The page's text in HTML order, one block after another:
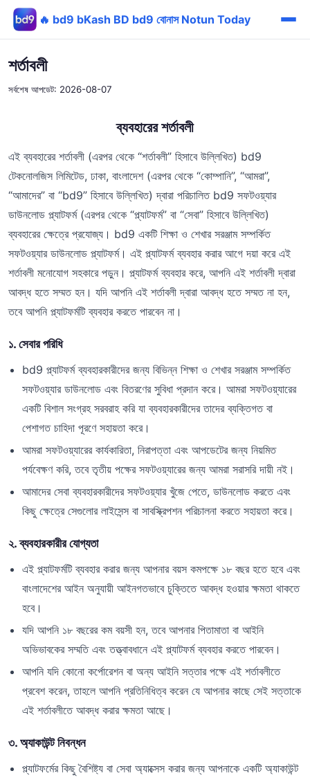
🔥 bd9 bKash BD bd9 বোনাস Notun Today
শর্তাবলী
সর্বশেষ আপডেট: 2026-08-07
ব্যবহারের শর্তাবলী
এই ব্যবহারের শর্তাবলী (এরপর থেকে “শর্তাবলী” হিসাবে উল্লিখিত) bd9
টেকনোলজিস লিমিটেড, ঢাকা, বাংলাদেশ (এরপর থেকে “কোম্পানি”, “আমরা”,
“আমাদের” বা “bd9” হিসাবে উল্লিখিত) দ্বারা পরিচালিত bd9 সফটওয়্যার
ডাউনলোড প্ল্যাটফর্ম (এরপর থেকে “প্ল্যাটফর্ম” বা “সেবা” হিসাবে উল্লিখিত)
ব্যবহারের ক্ষেত্রে প্রযোজ্য। bd9 একটি শিক্ষা ও শেখার সরঞ্জাম সম্পর্কিত
সফটওয়্যার ডাউনলোড প্ল্যাটফর্ম। এই প্ল্যাটফর্ম ব্যবহার করার আগে দয়া করে এই
শর্তাবলী মনোযোগ সহকারে পড়ুন। প্ল্যাটফর্ম ব্যবহার করে, আপনি এই শর্তাবলী দ্বারা
আবদ্ধ হতে সম্মত হন। যদি আপনি এই শর্তাবলী দ্বারা আবদ্ধ হতে সম্মত না হন,
তবে আপনি প্ল্যাটফর্মটি ব্যবহার করতে পারবেন না।
১. সেবার পরিধি
bd9 প্ল্যাটফর্ম ব্যবহারকারীদের জন্য বিভিন্ন শিক্ষা ও শেখার সরঞ্জাম সম্পর্কিত
সফটওয়্যার ডাউনলোড এবং বিতরণের সুবিধা প্রদান করে। আমরা সফটওয়্যারের
একটি বিশাল সংগ্রহ সরবরাহ করি যা ব্যবহারকারীদের তাদের ব্যক্তিগত বা
পেশাগত চাহিদা পূরণে সহায়তা করে।
আমরা সফটওয়্যারের কার্যকারিতা, নিরাপত্তা এবং আপডেটের জন্য নিয়মিত
পর্যবেক্ষণ করি, তবে তৃতীয় পক্ষের সফটওয়্যারের জন্য আমরা সরাসরি দায়ী নই।
আমাদের সেবা ব্যবহারকারীদের সফটওয়্যার খুঁজে পেতে, ডাউনলোড করতে এবং
কিছু ক্ষেত্রে সেগুলোর লাইসেন্স বা সাবস্ক্রিপশন পরিচালনা করতে সহায়তা করে।
২. ব্যবহারকারীর যোগ্যতা
এই প্ল্যাটফর্মটি ব্যবহার করার জন্য আপনার বয়স কমপক্ষে ১৮ বছর হতে হবে এবং
বাংলাদেশের আইন অনুযায়ী আইনগতভাবে চুক্তিতে আবদ্ধ হওয়ার ক্ষমতা থাকতে
হবে।
যদি আপনি ১৮ বছরের কম বয়সী হন, তবে আপনার পিতামাতা বা আইনি
অভিভাবকের সম্মতি এবং তত্ত্বাবধানে এই প্ল্যাটফর্ম ব্যবহার করতে পারবেন।
আপনি যদি কোনো কর্পোরেশন বা অন্য আইনি সত্তার পক্ষে এই শর্তাবলীতে
প্রবেশ করেন, তাহলে আপনি প্রতিনিধিত্ব করেন যে আপনার কাছে সেই সত্তাকে
এই শর্তাবলীতে আবদ্ধ করার ক্ষমতা আছে।
৩. অ্যাকাউন্ট নিবন্ধন
প্ল্যাটফর্মের কিছু বৈশিষ্ট্য বা সেবা অ্যাক্সেস করার জন্য আপনাকে একটি অ্যাকাউন্ট